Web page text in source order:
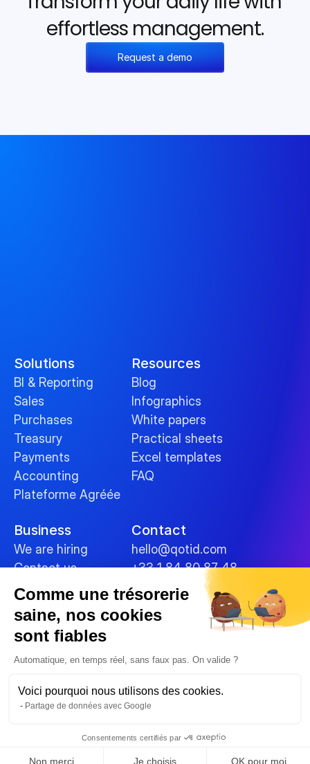
Comme une trésorerie
saine, nos cookies
sont fiables
Automatique, en temps réel, sans faux pas. On valide ?
Voici pourquoi nous utilisons des cookies.
Partage de données avec Google
Consentements certifiés par
Non merci Je choisis OK pour moi
effortless management.
Request a demo
Solutions
BI & Reporting
Sales
Purchases
Treasury
Payments
Accounting
Plateforme Agréée
Resources
Blog
Infographics
White papers
Practical sheets
Excel templates
FAQ
Business
We are hiring
Contact us
Contact
hello@qotid.com
+33 1 84 80 87 48
Policies
Terms and conditions
Legal Notices
Cookies
Privacy Policy
© 2025